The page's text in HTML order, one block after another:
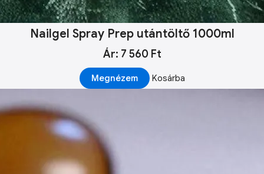
Nailgel Spray Prep utántöltő 1000ml
Ár: 7 560 Ft
Megnézem Kosárba